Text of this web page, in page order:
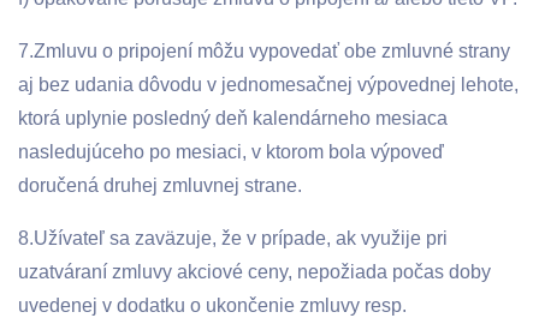
7.Zmluvu o pripojení môžu vypovedať obe zmluvné strany
aj bez udania dôvodu v jednomesačnej výpovednej lehote,
ktorá uplynie posledný deň kalendárneho mesiaca
nasledujúceho po mesiaci, v ktorom bola výpoveď
doručená druhej zmluvnej strane.
8.Užívateľ sa zaväzuje, že v prípade, ak využije pri
uzatváraní zmluvy akciové ceny, nepožiada počas doby
uvedenej v dodatku o ukončenie zmluvy resp.